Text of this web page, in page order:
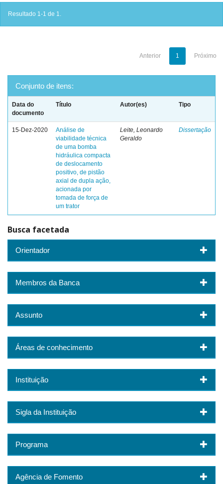
Resultado 1-1 de 1.
Anterior 1 Próximo
Conjunto de itens:
Data do
documento
Título Autor(es) Tipo
15-Dez-2020
Análise de
viabilidade técnica
de uma bomba
hidráulica compacta
de deslocamento
positivo, de pistão
axial de dupla ação,
acionada por
tomada de força de
um trator
Leite, Leonardo
Geraldo
Dissertação
Busca facetada
Orientador
Membros da Banca
Assunto
Áreas de conhecimento
Instituição
Sigla da Instituição
Programa
Agência de Fomento